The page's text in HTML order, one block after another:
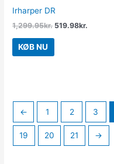
Irharper DR
1,299.95kr. 519.98kr.
KØB NU
← 1 2 3
19 20 21 →